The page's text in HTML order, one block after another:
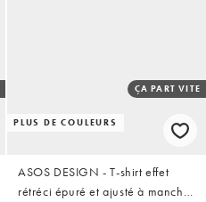
PLUS DE COULEURS
ÇA PART VITE
ASOS DESIGN - T-shirt effet
rétréci épuré et ajusté à manches